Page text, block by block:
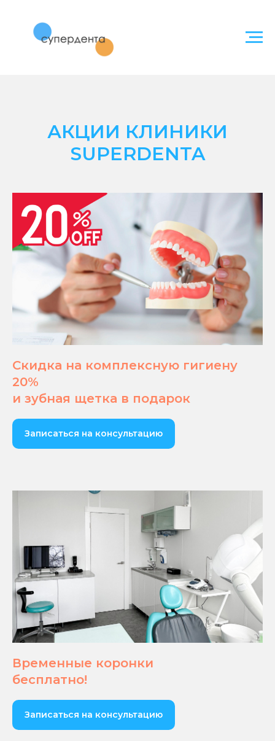
АКЦИИ КЛИНИКИ
SUPERDENTA
Скидка на комплексную гигиену
20%
и зубная щетка в подарок
Записаться на консультацию
Временные коронки
бесплатно!
Записаться на консультацию